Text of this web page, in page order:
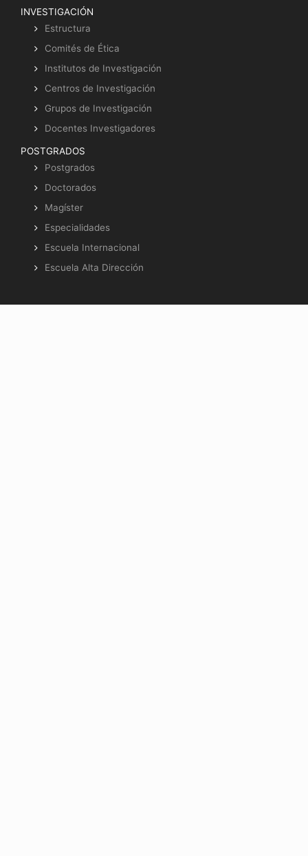
INVESTIGACIÓN
Estructura
Comités de Ética
Institutos de Investigación
Centros de Investigación
Grupos de Investigación
Docentes Investigadores
POSTGRADOS
Postgrados
Doctorados
Magíster
Especialidades
Escuela Internacional
Escuela Alta Dirección